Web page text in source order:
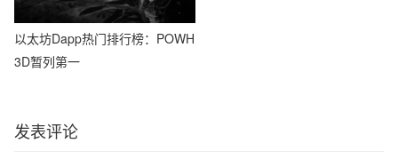
以太坊Dapp热门排行榜：POWH
3D暂列第一
发表评论